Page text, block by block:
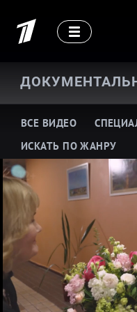
ВСЕ ВИДЕО
Про историю
Про жизнь
Про шоу-бизнес
Про здоровье
Про кино и театр
Про армию
ИСКАТЬ ПО ЖАНРУ